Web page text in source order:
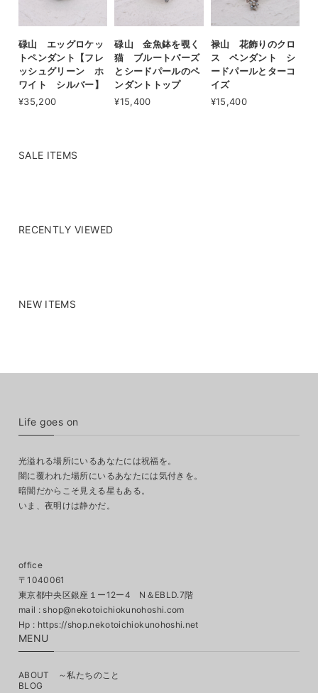
碌山 エッグロケッ
トペンダント【フレ
ッシュグリーン ホ
ワイト シルバー】
¥35,200
碌山 金魚鉢を覗く
猫 ブルートパーズ
とシードパールのペ
ンダントトップ
¥15,400
禄山 花飾りのクロ
ス ペンダント シ
ードパールとターコ
イズ
¥15,400
SALE ITEMS
RECENTLY VIEWED
NEW ITEMS
Life goes on
光溢れる場所にいるあなたには祝福を。
闇に覆われた場所にいるあなたには気付きを。
暗闇だからこそ見える星もある。
いま、夜明けは静かだ。
office
〒1040061
東京都中央区銀座１ー12ー4 N＆EBLD.7階
mail : shop@nekotoichiokunohoshi.com
MENU
ABOUT ～私たちのこと
BLOG